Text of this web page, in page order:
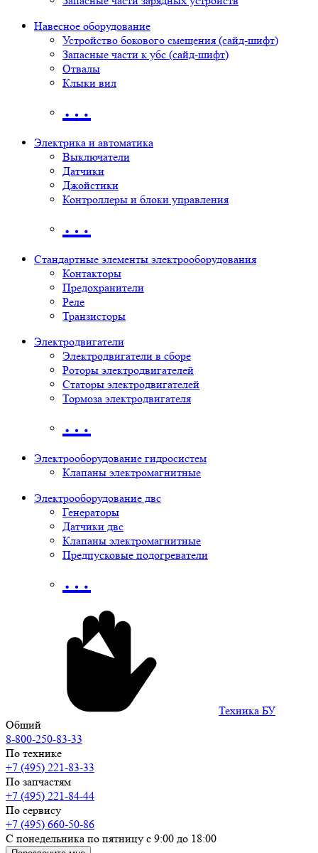
Навесное оборудование
Устройство бокового смещения (сайд-шифт)
Запасные части к убс (сайд-шифт)
Отвалы
Клыки вил
…
Электрика и автоматика
Выключатели
Датчики
Джойстики
Контроллеры и блоки управления
…
Стандартные элементы электрооборудования
Контакторы
Предохранители
Реле
Транзисторы
Электродвигатели
Электродвигатели в сборе
Роторы электродвигателей
Статоры электродвигателей
Тормоза электродвигателя
…
Электрооборудование гидросистем
Клапаны электромагнитные
Электрооборудование двс
Генераторы
Датчики двс
Клапаны электромагнитные
Предпусковые подогреватели
…
Техника БУ
Общий
8-800-250-83-33
По технике
+7 (495) 221-83-33
По запчастям
+7 (495) 221-84-44
По сервису
+7 (495) 660-50-86
С понедельника по пятницу с 9:00 до 18:00